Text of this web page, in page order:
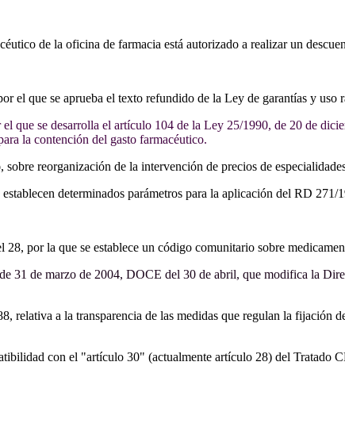
de la oficina de farmacia está autorizado a realizar un
que se aprueba el texto refundido de la Ley de garantías y uso
que se desarrolla el artículo 104 de la Ley 25/1990, de 20 de
la contención del gasto farmacéutico.
reorganización de la intervención de precios de
determinados parámetros para la aplicación del RD 271/
por la que se establece un código comunitario sobre
31 de marzo de 2004, DOCE del 30 de abril, que modifica la
relativa a la transparencia de las medidas que regulan la fijación
con el "artículo 30" (actualmente artículo 28) del Tratado